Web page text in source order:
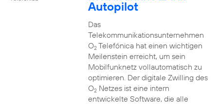
Autopilot
Das
Telekommunikationsunternehmen
O2Telefónica hat einen wichtigen
Meilenstein erreicht, um sein
Mobilfunknetz vollautomatisch zu
optimieren. Der digitale Zwilling des
O2Netzes ist eine intern
entwickelte Software, die alle